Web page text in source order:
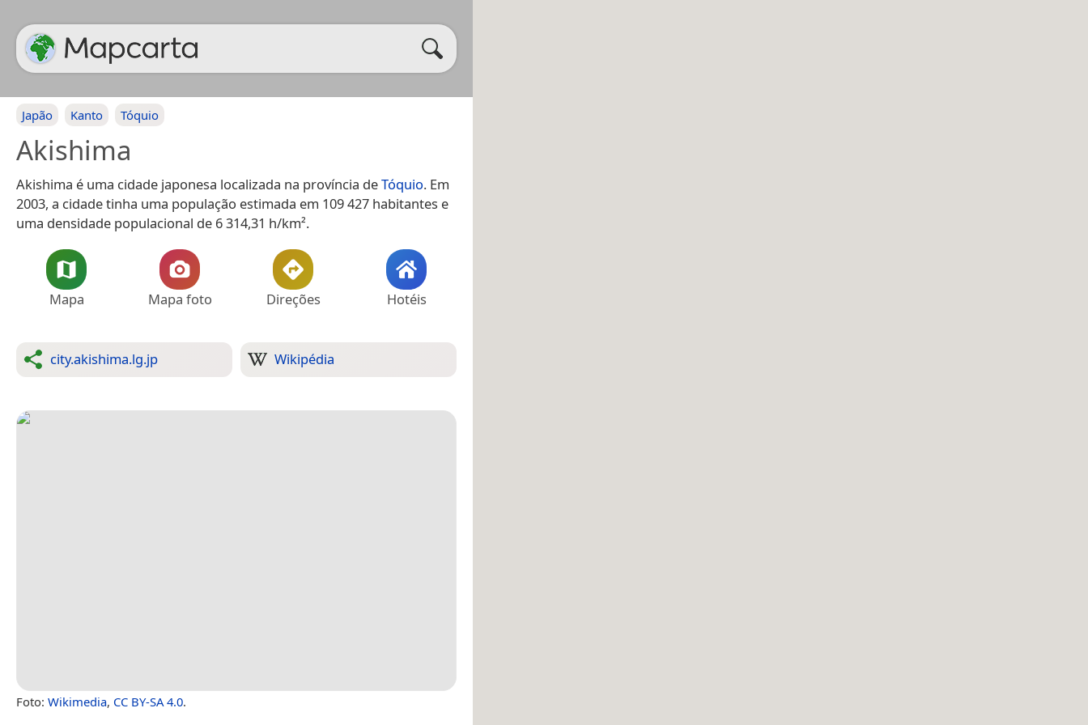
Japão Kanto Tóquio
Akishima
Akishima é uma cidade japonesa localizada na província deTóquio. Em
2003, a cidade tinha uma população estimada em 109 427 habitantes e
uma densidade populacional de 6 314,31 h/km².
Mapa Mapa foto Direções Hotéis
city.akishima.lg.jp Wikipédia
Foto: Wikimedia, CC BY-SA 4.0.